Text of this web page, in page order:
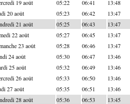
19 août 05:22 06:41 13:48
20 août 05:23 06:42 13:47
21 août 05:25 06:43 13:47
22 août 05:27 06:45 13:47
23 août 05:28 06:46 13:47
24 août 05:30 06:47 13:46
25 août 05:32 06:49 13:46
26 août 05:33 06:50 13:46
27 août 05:35 06:51 13:46
28 août 05:36 06:53 13:45